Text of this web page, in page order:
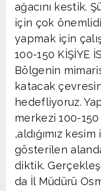
ağacını kestik.
için çok
yapmak için
100-150 KİŞİYE
Bölgenin
katacak
hedefliyoruz.
merkezi 100-
,aldığımız
gösterilen
diktik.
da İl Müdürü